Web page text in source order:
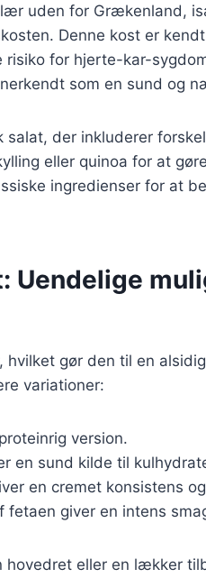
uden for Grækenland,
Denne kost er
for hjerte-kar-
som en sund og
der inkluderer
eller quinoa for at
ingredienser for at
Uendelige
gør den til en
variationer:
version.
en sund kilde til
en cremet konsistens
fetaen giver en intens
eller en lækker